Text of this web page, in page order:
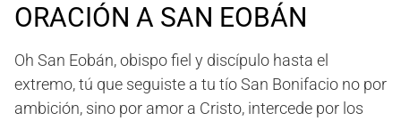
ORACIÓN A SAN EOBÁN
Oh San Eobán, obispo fiel y discípulo hasta el
extremo, tú que seguiste a tu tío San Bonifacio no por
ambición, sino por amor a Cristo, intercede por los